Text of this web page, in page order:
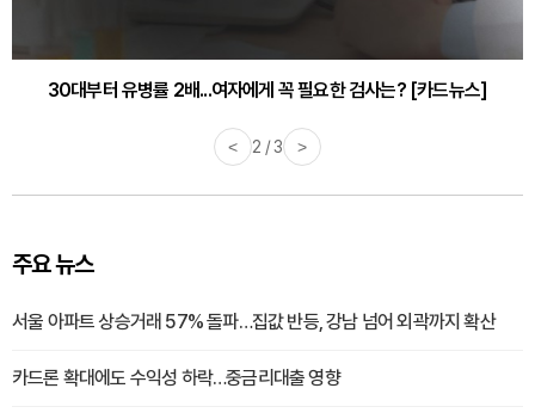
30대부터 유병률 2배...여자에게 꼭 필요한 검사는? [카드뉴스]
감기·독감 예방하고 면역력 높이는 4가지 영양제 [카드뉴스]
< 2 / 3 >
주요 뉴스
서울 아파트 상승거래 57% 돌파…집값 반등, 강남 넘어 외곽까지 확산
카드론 확대에도 수익성 하락…중금리대출 영향